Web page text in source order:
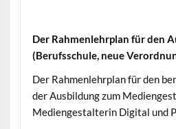
Der Rahmenlehrplan für den
(Berufsschule, neue
Der Rahmenlehrplan für den
der Ausbildung zum
Mediengestalterin Digital und